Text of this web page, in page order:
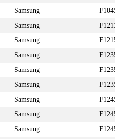
Samsung
Samsung
Samsung
Samsung
Samsung
Samsung
Samsung
Samsung
Samsung